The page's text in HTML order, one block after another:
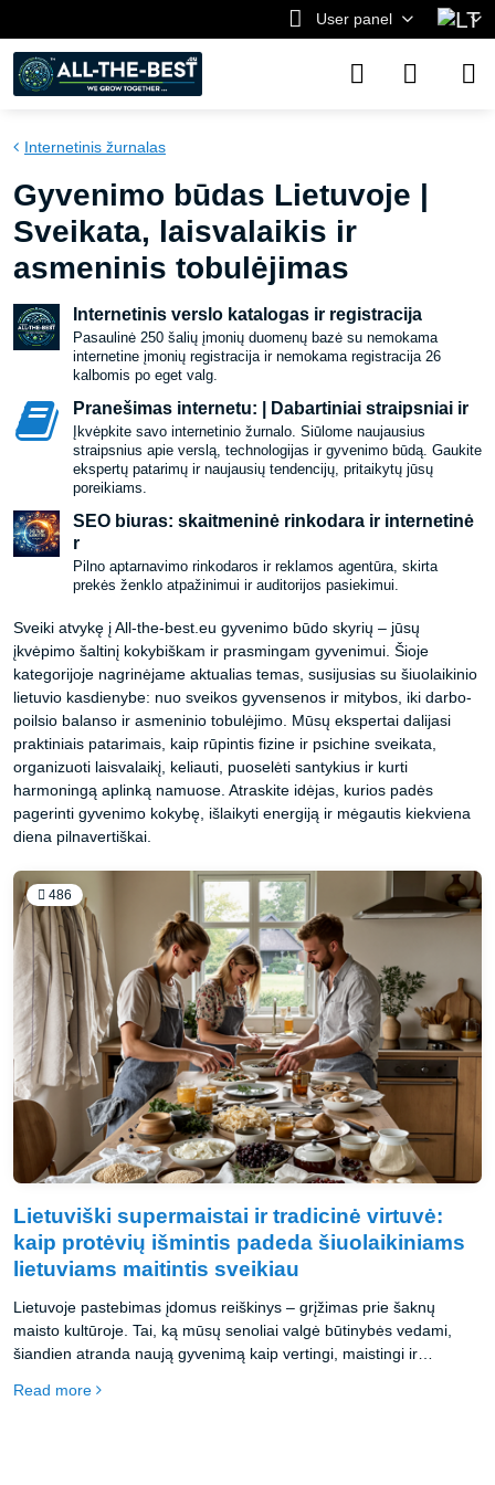
User panel
Internetinis žurnalas
Gyvenimo būdas Lietuvoje |
Sveikata, laisvalaikis ir
asmeninis tobulėjimas
Internetinis verslo katalogas ir registracija
Pasaulinė 250 šalių įmonių duomenų bazė su nemokama
internetine įmonių registracija ir nemokama registracija 26
kalbomis po eget valg.
Pranešimas internetu: | Dabartiniai straipsniai ir
Įkvėpkite savo internetinio žurnalo. Siūlome naujausius
straipsnius apie verslą, technologijas ir gyvenimo būdą. Gaukite
ekspertų patarimų ir naujausių tendencijų, pritaikytų jūsų
poreikiams.
SEO biuras: skaitmeninė rinkodara ir internetinė
r
Pilno aptarnavimo rinkodaros ir reklamos agentūra, skirta
prekės ženklo atpažinimui ir auditorijos pasiekimui.
Sveiki atvykę į All-the-best.eu gyvenimo būdo skyrių – jūsų
įkvėpimo šaltinį kokybiškam ir prasmingam gyvenimui. Šioje
kategorijoje nagrinėjame aktualias temas, susijusias su šiuolaikinio
lietuvio kasdienybe: nuo sveikos gyvensenos ir mitybos, iki darbo-
poilsio balanso ir asmeninio tobulėjimo. Mūsų ekspertai dalijasi
praktiniais patarimais, kaip rūpintis fizine ir psichine sveikata,
organizuoti laisvalaikį, keliauti, puoselėti santykius ir kurti
harmoningą aplinką namuose. Atraskite idėjas, kurios padės
pagerinti gyvenimo kokybę, išlaikyti energiją ir mėgautis kiekviena
diena pilnavertiškai.
486
Lietuviški supermaistai ir tradicinė virtuvė:
kaip protėvių išmintis padeda šiuolaikiniams
lietuviams maitintis sveikiau
Lietuvoje pastebimas įdomus reiškinys – grįžimas prie šaknų
maisto kultūroje. Tai, ką mūsų senoliai valgė būtinybės vedami,
šiandien atranda naują gyvenimą kaip vertingi, maistingi ir
Read more